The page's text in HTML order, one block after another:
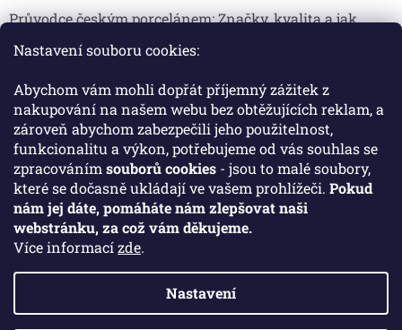
Nastavení souboru cookies:
Abychom vám mohli dopřát příjemný zážitek z
nakupování na našem webu bez obtěžujících reklam, a
zároveň abychom zabezpečili jeho použitelnost,
funkcionalitu a výkon, potřebujeme od vás souhlas se
zpracováním souborů cookies - jsou to malé soubory,
které se dočasně ukládají ve vašem prohlížeči. Pokud
nám jej dáte, pomáháte nám zlepšovat naši
webstránku, za což vám děkujeme.
Více informacízde.
Nastavení
Průvodce českým porcelánem: Značky, kvalita a jak
Jak skladovat broušené sklenice, aby se nepoškodily?
Broušené sklenice jsou symbolem elegance, tradice a luxusu. ...
Facebook
Vytvořil Shoptet